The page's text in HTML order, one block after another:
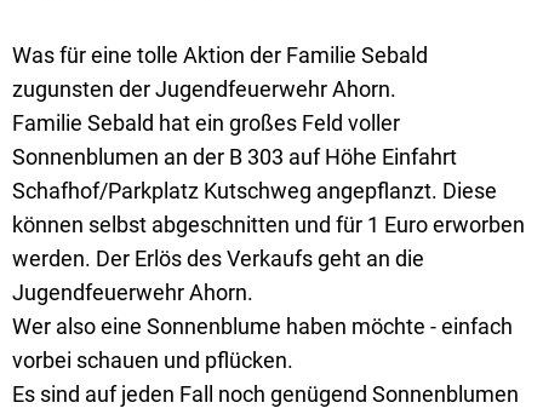
Was für eine tolle Aktion der Familie Sebald
zugunsten der Jugendfeuerwehr Ahorn.
Familie Sebald hat ein großes Feld voller
Sonnenblumen an der B 303 auf Höhe Einfahrt
Schafhof/Parkplatz Kutschweg angepflanzt. Diese
können selbst abgeschnitten und für 1 Euro erworben
werden. Der Erlös des Verkaufs geht an die
Jugendfeuerwehr Ahorn.
Wer also eine Sonnenblume haben möchte - einfach
vorbei schauen und pflücken.
Es sind auf jeden Fall noch genügend Sonnenblumen